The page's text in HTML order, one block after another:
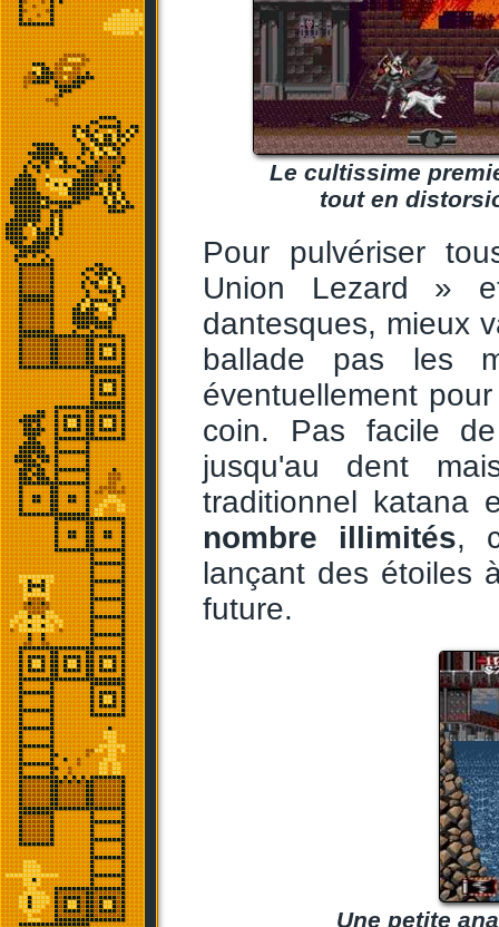
Le cultissime
tout en
Pour pulvériser
Union Lezard »
dantesques, mieux
ballade pas les
éventuellement
coin. Pas facile
jusqu'au dent
traditionnel katana
nombre illimités,
lançant des étoiles
future.
Une petite